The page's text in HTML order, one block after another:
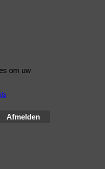
28 jaar
om uw
Afmelden